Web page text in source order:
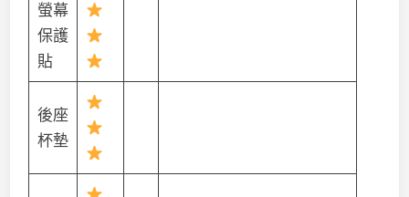
螢幕
保護
貼
後座
杯墊